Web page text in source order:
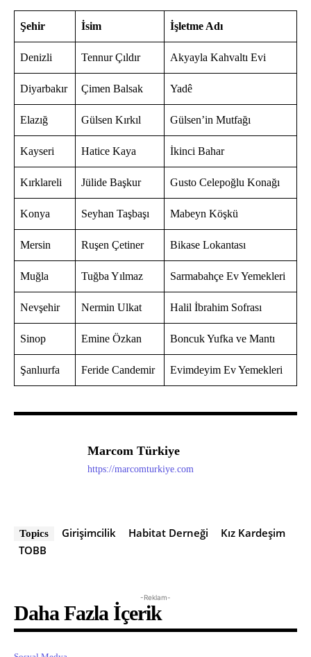
Şehir İsim İşletme Adı
Denizli Tennur Çıldır Akyayla Kahvaltı Evi
Diyarbakır Çimen Balsak Yadê
Elazığ Gülsen Kırkıl Gülsen’in Mutfağı
Kayseri Hatice Kaya İkinci Bahar
Kırklareli Jülide Başkur Gusto Celepoğlu Konağı
Konya Seyhan Taşbaşı Mabeyn Köşkü
Mersin Ruşen Çetiner Bikase Lokantası
Muğla Tuğba Yılmaz Sarmabahçe Ev Yemekleri
Nevşehir Nermin Ulkat Halil İbrahim Sofrası
Sinop Emine Özkan Boncuk Yufka ve Mantı
Şanlıurfa Feride Candemir Evimdeyim Ev Yemekleri
Marcom Türkiye
https://marcomturkiye.com
Topics Girişimcilik Habitat Derneği
Kız Kardeşim
TOBB
-Reklam-
Daha Fazla İçerik